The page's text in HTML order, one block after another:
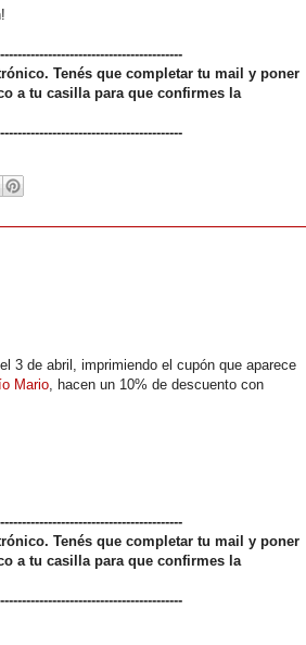
Tenés que completar tu mail y poner
a tu casilla para que confirmes la
3 de abril, imprimiendo el cupón que aparece
Mario, hacen un 10% de descuento con
Tenés que completar tu mail y poner
a tu casilla para que confirmes la